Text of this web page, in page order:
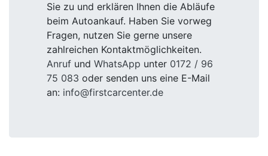
Sie zu und erklären Ihnen die Abläufe
beim Autoankauf. Haben Sie vorweg
Fragen, nutzen Sie gerne unsere
zahlreichen Kontaktmöglichkeiten.
Anruf und WhatsApp unter 0172 / 96
75 083 oder senden uns eine E-Mail
an: info@firstcarcenter.de